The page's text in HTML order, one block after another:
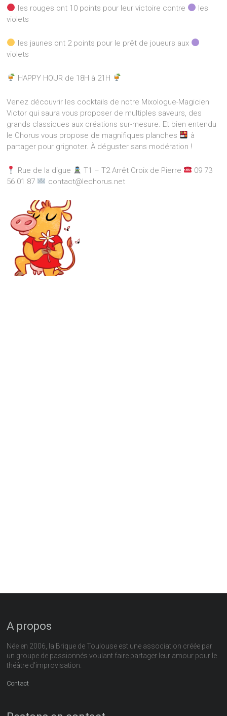
les rouges ont 10 points pour leur victoire contre
les
violets
les jaunes ont 2 points pour le prêt de joueurs aux
violets
HAPPY HOUR de 18H à 21H
Venez découvrir les cocktails de notre Mixologue-Magicien
Victor qui saura vous proposer de multiples saveurs, des
grands classiques aux créations sur-mesure. Et bien entendu
le Chorus vous propose de magnifiques planches
à
partager pour grignoter. À déguster sans modération !
Rue de la digue T1 – T2 Arrêt Croix de Pierre
09 73
56 01 87
contact@lechorus.net
A propos
Née en 2006, la Brique de Toulouse est une association créée par
un groupe de passionnés voulant faire partager leur amour pour le
théâtre d'improvisation.
Contact